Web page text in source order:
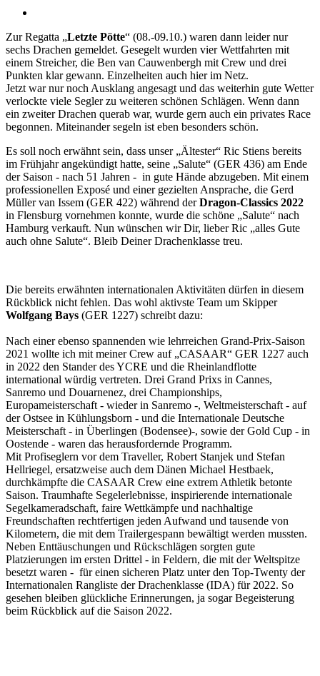
Zur Regatta „Letzte Pötte“ (08.-09.10.) waren dann leider nur
sechs Drachen gemeldet. Gesegelt wurden vier Wettfahrten mit
einem Streicher, die Ben van Cauwenbergh mit Crew und drei
Punkten klar gewann. Einzelheiten auch hier im Netz.
Jetzt war nur noch Ausklang angesagt und das weiterhin gute Wetter
verlockte viele Segler zu weiteren schönen Schlägen. Wenn dann
ein zweiter Drachen querab war, wurde gern auch ein privates Race
begonnen. Miteinander segeln ist eben besonders schön.
Es soll noch erwähnt sein, dass unser „Ältester“ Ric Stiens bereits
im Frühjahr angekündigt hatte, seine „Salute“ (GER 436) am Ende
der Saison - nach 51 Jahren - in gute Hände abzugeben. Mit einem
professionellen Exposé und einer gezielten Ansprache, die Gerd
Müller van Issem (GER 422) während derDragon-Classics 2022
in Flensburg vornehmen konnte, wurde die schöne „Salute“ nach
Hamburg verkauft. Nun wünschen wir Dir, lieber Ric „alles Gute
auch ohne Salute“. Bleib Deiner Drachenklasse treu.
Die bereits erwähnten internationalen Aktivitäten dürfen in diesem
Rückblick nicht fehlen. Das wohl aktivste Team um Skipper
Wolfgang Bays (GER 1227) schreibt dazu:
Nach einer ebenso spannenden wie lehrreichen Grand-Prix-Saison
2021 wollte ich mit meiner Crew auf „CASAAR“ GER 1227 auch
in 2022 den Stander des YCRE und die Rheinlandflotte
international würdig vertreten. Drei Grand Prixs in Cannes,
Sanremo und Douarnenez, drei Championships,
Europameisterschaft - wieder in Sanremo -, Weltmeisterschaft - auf
der Ostsee in Kühlungsborn - und die Internationale Deutsche
Meisterschaft - in Überlingen (Bodensee)-, sowie der Gold Cup - in
Oostende - waren das herausfordernde Programm.
Mit Profiseglern vor dem Traveller, Robert Stanjek und Stefan
Hellriegel, ersatzweise auch dem Dänen Michael Hestbaek,
durchkämpfte die CASAAR Crew eine extrem Athletik betonte
Saison. Traumhafte Segelerlebnisse, inspirierende internationale
Segelkameradschaft, faire Wettkämpfe und nachhaltige
Freundschaften rechtfertigen jeden Aufwand und tausende von
Kilometern, die mit dem Trailergespann bewältigt werden mussten.
Neben Enttäuschungen und Rückschlägen sorgten gute
Platzierungen im ersten Drittel - in Feldern, die mit der Weltspitze
besetzt waren - für einen sicheren Platz unter den Top-Twenty der
Internationalen Rangliste der Drachenklasse (IDA) für 2022. So
gesehen bleiben glückliche Erinnerungen, ja sogar Begeisterung
beim Rückblick auf die Saison 2022.